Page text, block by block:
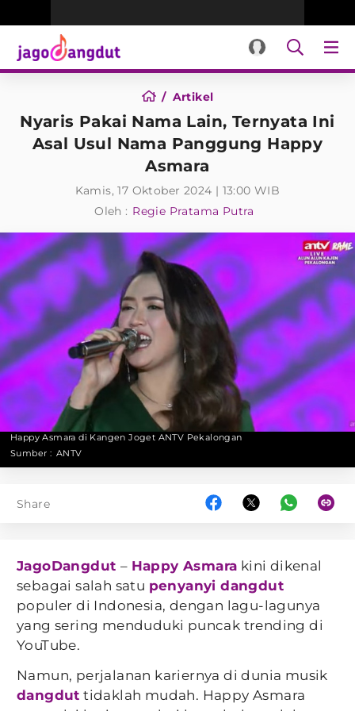
Artikel
Nyaris Pakai Nama Lain, Ternyata Ini
Asal Usul Nama Panggung Happy
Asmara
Kamis, 17 Oktober 2024 | 13:00 WIB
Oleh : Regie Pratama Putra
Happy Asmara di Kangen Joget ANTV Pekalongan
Sumber : ANTV
Share
JagoDangdut – Happy Asmara kini dikenal
sebagai salah satu penyanyi dangdut
populer di Indonesia, dengan lagu-lagunya
yang sering menduduki puncak trending di
YouTube.
Namun, perjalanan kariernya di dunia musik
dangdut tidaklah mudah. Happy Asmara